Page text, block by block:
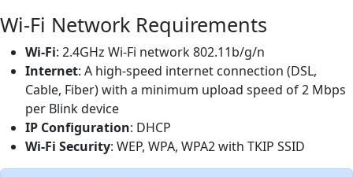
Wi-Fi Network Requirements
Wi-Fi: 2.4GHz Wi-Fi network 802.11b/g/n
Internet: A high-speed internet connection (DSL,
Cable, Fiber) with a minimum upload speed of 2 Mbps
per Blink device
IP Configuration: DHCP
Wi-Fi Security: WEP, WPA, WPA2 with TKIP SSID